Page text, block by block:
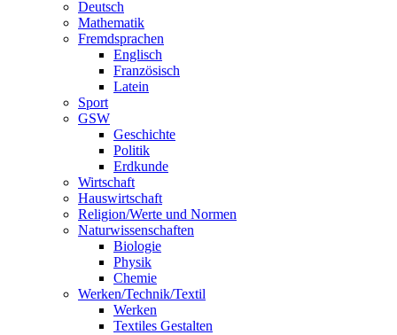
Deutsch
Mathematik
Fremdsprachen
Englisch
Französisch
Latein
Sport
GSW
Geschichte
Politik
Erdkunde
Wirtschaft
Hauswirtschaft
Religion/Werte und Normen
Naturwissenschaften
Biologie
Physik
Chemie
Werken/Technik/Textil
Werken
Textiles Gestalten